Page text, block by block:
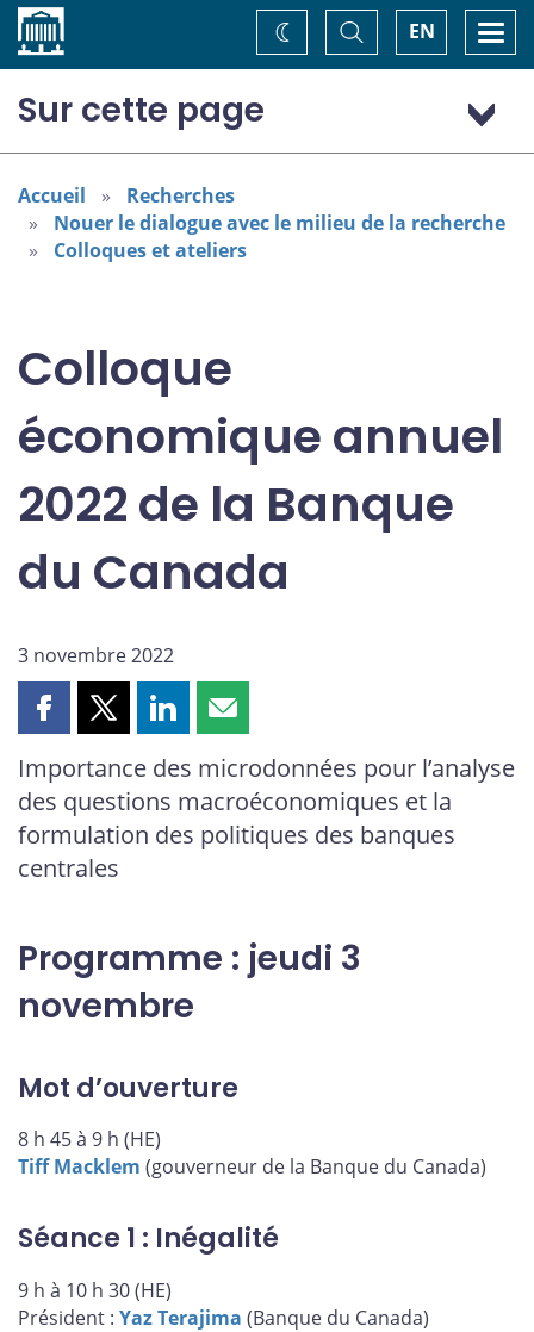
Accueil EN
Basculer
la
recherche
Changez
de
Sur cette page
Programme : jeudi 3 novembre
Programme : vendredi 4 novembre
Accueil
Recherches
Nouer le dialogue avec le milieu de la recherche
Colloques et ateliers
Colloque
économique annuel
2022 de la Banque
du Canada
3 novembre 2022
Partager
page
sur
Facebook
Partager
page
sur
X
Partager
page
sur
LinkedIn
Partager
page
par
courriel
Importance des microdonnées pour l’analyse
des questions macroéconomiques et la
formulation des politiques des banques
centrales
Programme : jeudi 3
novembre
Mot d’ouverture
8 h 45 à 9 h (HE)
Tiff Macklem (gouverneur de la Banque du Canada)
Séance 1 : Inégalité
9 h à 10 h 30 (HE)
Président : Yaz Terajima (Banque du Canada)